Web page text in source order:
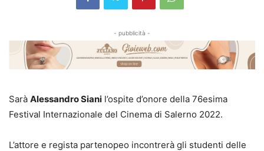
- pubblicità -
Sarà Alessandro Siani l’ospite d’onore della 76esima
Festival Internazionale del Cinema di Salerno 2022.
L’attore e regista partenopeo incontrerà gli studenti delle